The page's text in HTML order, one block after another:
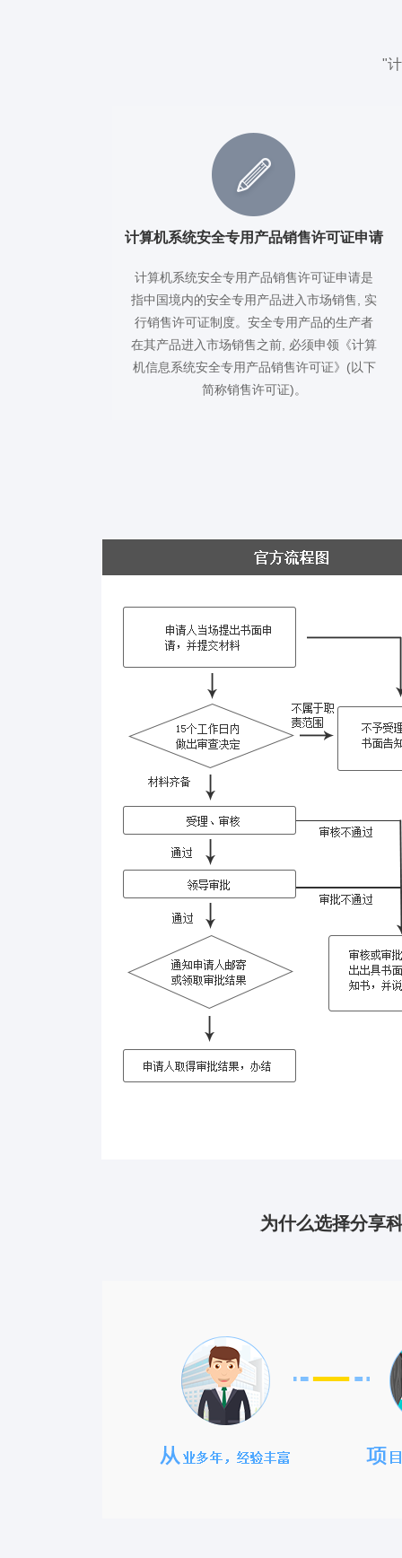
"
计算机系统安全专用产品销售许可证申请
计算机系统安全专用产品销售许可证申请是
指中国境内的安全专用产品进入市场销售, 实
行销售许可证制度。安全专用产品的生产者
在其产品进入市场销售之前, 必须申领《计算
机信息系统安全专用产品销售许可证》(以下
简称销售许可证)。
为什么选择分享